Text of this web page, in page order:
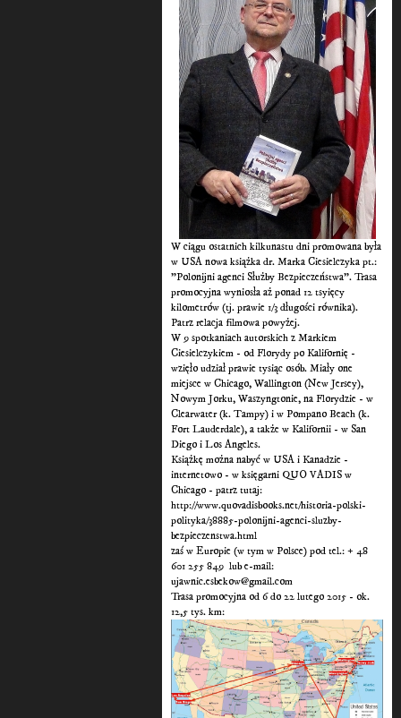
W ciągu ostatnich kilkunastu dni promowana była
w USA nowa książka dr. Marka Ciesielczyka pt.:
"Polonijni agenci Służby Bezpieczeństwa". Trasa
promocyjna wyniosła aż ponad 12 tsyięcy
kilometrów (tj. prawie 1/3 długości równika).
Patrz relacja filmowa powyżej.
W 9 spotkaniach autorskich z Markiem
Ciesielczykiem - od Florydy po Kalifornię -
wzięło udział prawie tysiąc osób. Miały one
miejsce w Chicago, Wallington (New Jersey),
Nowym Jorku, Waszyngtonie, na Florydzie - w
Clearwater (k. Tampy) i w Pompano Beach (k.
Fort Lauderdale), a także w Kalifornii - w San
Diego i Los Angeles.
Książkę można nabyć w USA i Kanadzie -
internetowo - w księgarni QUO VADIS w
Chicago - patrz tutaj:
http://www.quovadisbooks.net/historia-polski-
polityka/38885-polonijni-agenci-sluzby-
bezpieczenstwa.html
zaś w Europie (w tym w Polsce) pod tel.: + 48
601 255 849 lub e-mail:
ujawnic.esbekow@gmail.com
Trasa promocyjna od 6 do 22 lutego 2015 - ok.
12,5 tys. km: